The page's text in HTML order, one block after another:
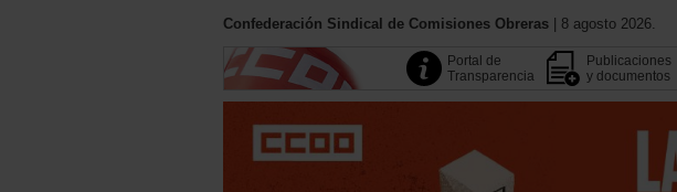
Confederación Sindical de Comisiones Obreras | 8 agosto 2026.
Portal de
Transparencia
Publicaciones
y documentos